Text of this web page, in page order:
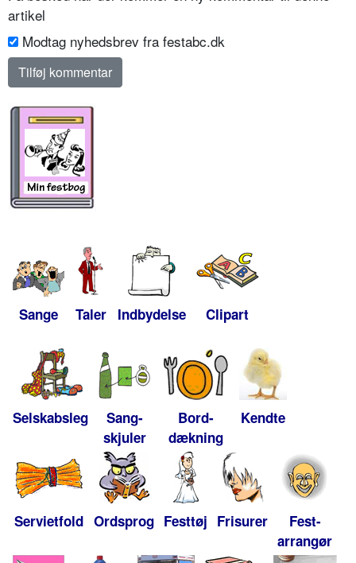
artikel
Modtag nyhedsbrev fra festabc.dk
Sange Taler Indbydelse Clipart
Selskabsleg
Sang-
skjuler
Bord-
dækning
Kendte
Servietfold Ordsprog Festtøj Frisurer
Fest-
arrangør